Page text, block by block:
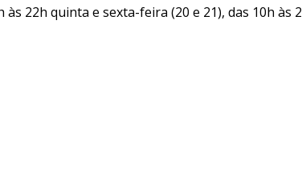
22h quinta e sexta-feira (20 e 21), das 10h às